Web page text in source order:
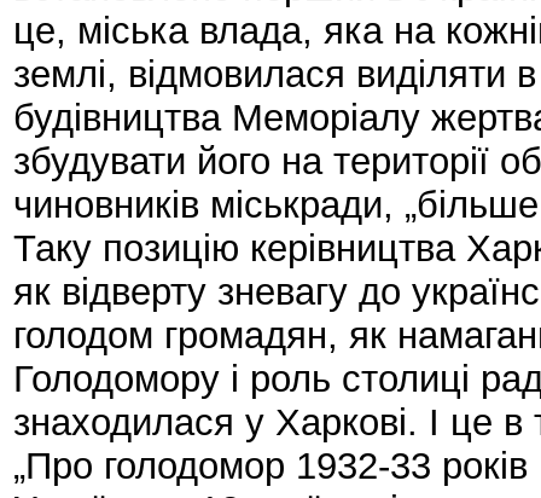
це, міська влада, яка на
землі, відмовилася
будівництва Меморіалу
збудувати його на території
чиновників міськради, „більше
Таку позицію керівництва
як відверту зневагу до
голодом громадян, як
Голодомору і роль столиці
знаходилася у Харкові. І це
„Про голодомор 1932-33